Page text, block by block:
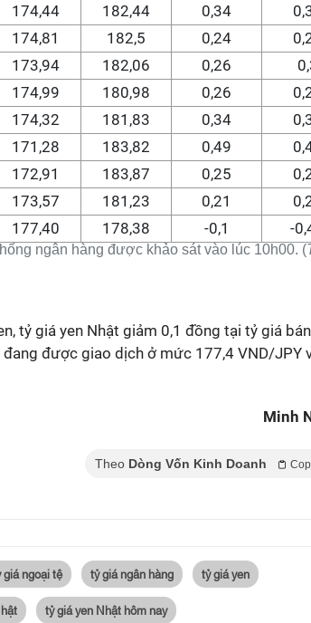
ngân hàng được khảo sát vào lúc 10h00. (
174,44 182,44 0,34
174,81 182,5 0,24
173,94 182,06 0,26
174,99 180,98 0,26
174,32 181,83 0,34
171,28 183,82 0,49
172,91 183,87 0,25
173,57 181,23 0,21
177,40 178,38 -0,1 -
tỷ giá yen Nhật giảm 0,1 đồng tại tỷ giá
được giao dịch ở mức 177,4 VND/JPY
Minh
Theo Dòng Vốn Kinh Doanh
giá ngoại tệ tỷ giá ngân hàng tỷ giá yen
tỷ giá yen Nhật hôm nay